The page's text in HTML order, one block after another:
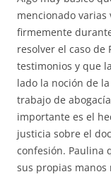
mencionado
firmemente
resolver el caso de
testimonios y que
lado la noción de
trabajo de
importante es el
justicia sobre el
confesión. Paulina
sus propias